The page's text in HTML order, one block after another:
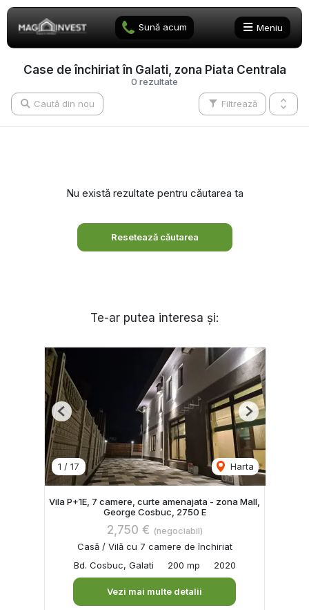
Sună acum Meniu
0 rezultate
Case de închiriat în Galati, zona Piata Centrala
Filtrează
Caută din nou
Nu există rezultate pentru căutarea ta
Resetează căutarea
Te-ar putea interesa și:
1 / 17 Harta
Previous Next
Vila P+1E, 7 camere, curte amenajata - zona Mall,
George Cosbuc, 2750 E
2,750 € (negociabil)
Casă / Vilă cu 7 camere de închiriat
Bd. Cosbuc, Galati
200 mp 2020
Vezi mai multe detalii